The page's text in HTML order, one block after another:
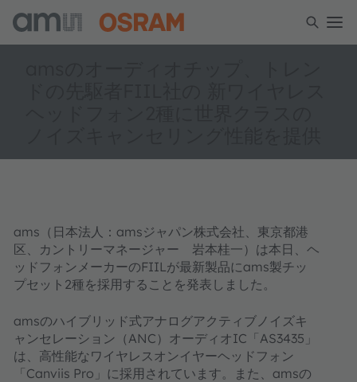
ams（日本法人：amsジャパン株式会社、東京都港
区、カントリーマネージャー 岩本桂一）は本日、ヘ
ッドフォンメーカーのFIILが最新製品にams製チッ
プセット2種を採用することを発表しました。
amsのハイブリッド式アナログアクティブノイズキ
ャンセレーション（ANC）オーディオIC「AS3435」
は、高性能なワイヤレスオンイヤーヘッドフォン
「Canviis Pro」に採用されています。また、amsの